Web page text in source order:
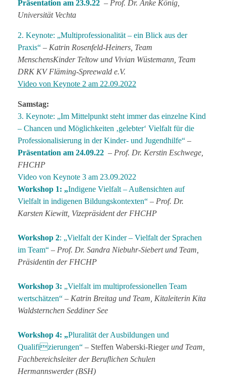
Präsentation am 23.9.22 – Prof. Dr. Anke König,
Universität Vechta
2. Keynote: „Multiprofessionalität – ein Blick aus der
Praxis“ – Katrin Rosenfeld-Heiners, Team
MenschensKinder Teltow und Vivian Wüstemann, Team
DRK KV Fläming-Spreewald e.V.
Video von Keynote 2 am 22.09.2022
Samstag:
3. Keynote: „Im Mittelpunkt steht immer das einzelne Kind
– Chancen und Möglichkeiten ‚gelebter‘ Vielfalt für die
Professionalisierung in der Kinder- und Jugendhilfe“ –
Präsentation am 24.09.22 – Prof. Dr. Kerstin Eschwege,
FHCHP
Video von Keynote 3 am 23.09.2022
Workshop 1: „Indigene Vielfalt – Außensichten auf
Vielfalt in indigenen Bildungskontexten“ – Prof. Dr.
Karsten Kiewitt, Vizepräsident der FHCHP
Workshop 2: „Vielfalt der Kinder – Vielfalt der Sprachen
im Team“ – Prof. Dr. Sandra Niebuhr-Siebert und Team,
Präsidentin der FHCHP
Workshop 3: „Vielfalt im multiprofessionellen Team
wertschätzen“ – Katrin Breitag und Team, Kitaleiterin Kita
Waldsternchen Seddiner See
Workshop 4: „Pluralität der Ausbildungen und
Qualifizierungen“ – Steffen Waberski-Riegerund Team,
Fachbereichsleiter der Beruflichen Schulen
Hermannswerder (BSH)